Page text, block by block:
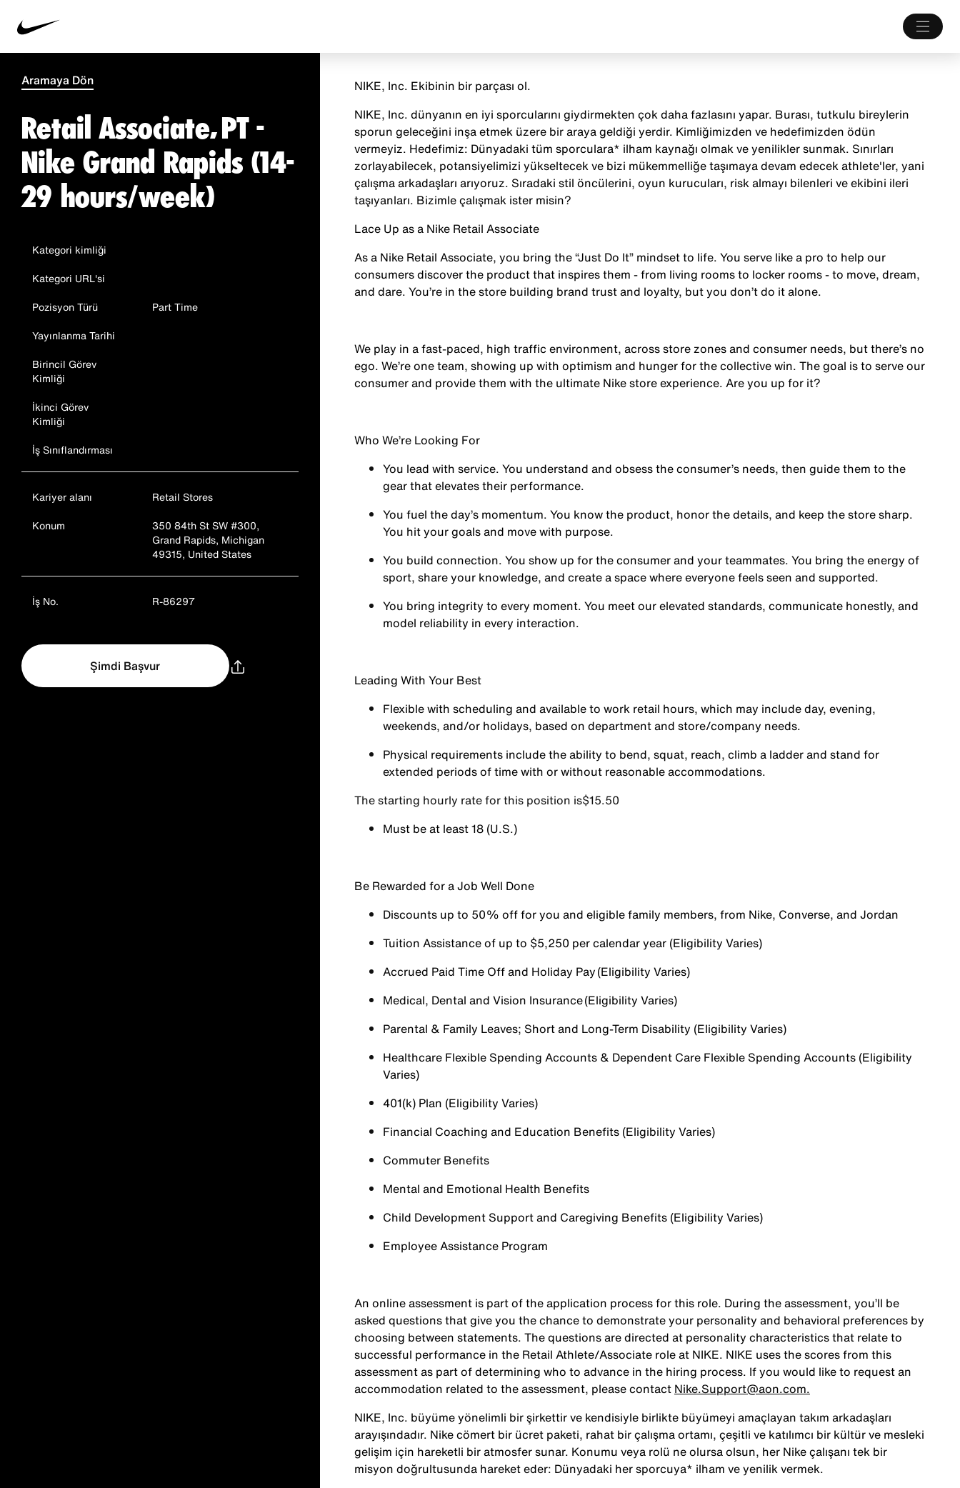
Aramaya Dön
Retail Associate, PT -
Nike Grand Rapids (14-
29 hours/week)
Kategori kimliği
Kategori URL'si
Pozisyon Türü
Part Time
Yayınlanma Tarihi
Birincil Görev
Kimliği
İkinci Görev
Kimliği
İş Sınıflandırması
Kariyer alanı
Retail Stores
Konum
350 84th St SW #300,
Grand Rapids, Michigan
49315, United States
İş No. R-86297
Şimdi Başvur
NIKE, Inc. Ekibinin bir parçası ol.
NIKE, Inc. dünyanın en iyi sporcularını giydirmekten çok daha fazlasını yapar. Burası, tutkulu bireylerin
sporun geleceğini inşa etmek üzere bir araya geldiği yerdir. Kimliğimizden ve hedefimizden ödün
vermeyiz. Hedefimiz: Dünyadaki tüm sporculara* ilham kaynağı olmak ve yenilikler sunmak. Sınırları
zorlayabilecek, potansiyelimizi yükseltecek ve bizi mükemmelliğe taşımaya devam edecek athlete'ler, yani
çalışma arkadaşları arıyoruz. Sıradaki stil öncülerini, oyun kurucuları, risk almayı bilenleri ve ekibini ileri
taşıyanları. Bizimle çalışmak ister misin?
Lace Up as a Nike Retail Associate
As a Nike Retail Associate, you bring the “Just Do It” mindset to life. You serve like a pro to help our
consumers discover the product that inspires them - from living rooms to locker rooms - to move, dream,
and dare. You’re in the store building brand trust and loyalty, but you don’t do it alone.
We play in a fast-paced, high traffic environment, across store zones and consumer needs, but there’s no
ego. We’re one team, showing up with optimism and hunger for the collective win. The goal is to serve our
consumer and provide them with the ultimate Nike store experience. Are you up for it?
Who We’re Looking For
You lead with service. You understand and obsess the consumer’s needs, then guide them to the
gear that elevates their performance.
You fuel the day’s momentum. You know the product, honor the details, and keep the store sharp.
You hit your goals and move with purpose.
You build connection. You show up for the consumer and your teammates. You bring the energy of
sport, share your knowledge, and create a space where everyone feels seen and supported.
You bring integrity to every moment. You meet our elevated standards, communicate honestly, and
model reliability in every interaction.
Leading With Your Best
Flexible with scheduling and available to work retail hours, which may include day, evening,
weekends, and/or holidays, based on department and store/company needs.
Physical requirements include the ability to bend, squat, reach, climb a ladder and stand for
extended periods of time with or without reasonable accommodations.
The starting hourly rate for this position isㅤ$15.50
Must be at least 18 (U.S.)
Be Rewarded for a Job Well Done
Discounts up to 50% off for you and eligible family members, from Nike, Converse, and Jordan
Tuition Assistance of up to $5,250 per calendar year (Eligibility Varies)
Accrued Paid Time Off and Holiday Pay (Eligibility Varies)
Medical, Dental and Vision Insurance (Eligibility Varies)
Parental & Family Leaves; Short and Long-Term Disability (Eligibility Varies)
Healthcare Flexible Spending Accounts & Dependent Care Flexible Spending Accounts (Eligibility
Varies)
401(k) Plan (Eligibility Varies)
Financial Coaching and Education Benefits (Eligibility Varies)
Commuter Benefits
Mental and Emotional Health Benefits
Child Development Support and Caregiving Benefits (Eligibility Varies)
Employee Assistance Program
An online assessment is part of the application process for this role. During the assessment, you’ll be
asked questions that give you the chance to demonstrate your personality and behavioral preferences by
choosing between statements. The questions are directed at personality characteristics that relate to
successful performance in the Retail Athlete/Associate role at NIKE. NIKE uses the scores from this
assessment as part of determining who to advance in the hiring process. If you would like to request an
accommodation related to the assessment, please contact Nike.Support@aon.com.
NIKE, Inc. büyüme yönelimli bir şirkettir ve kendisiyle birlikte büyümeyi amaçlayan takım arkadaşları
arayışındadır. Nike cömert bir ücret paketi, rahat bir çalışma ortamı, çeşitli ve katılımcı bir kültür ve mesleki
gelişim için hareketli bir atmosfer sunar. Konumu veya rolü ne olursa olsun, her Nike çalışanı tek bir
misyon doğrultusunda hareket eder: Dünyadaki her sporcuya* ilham ve yenilik vermek.